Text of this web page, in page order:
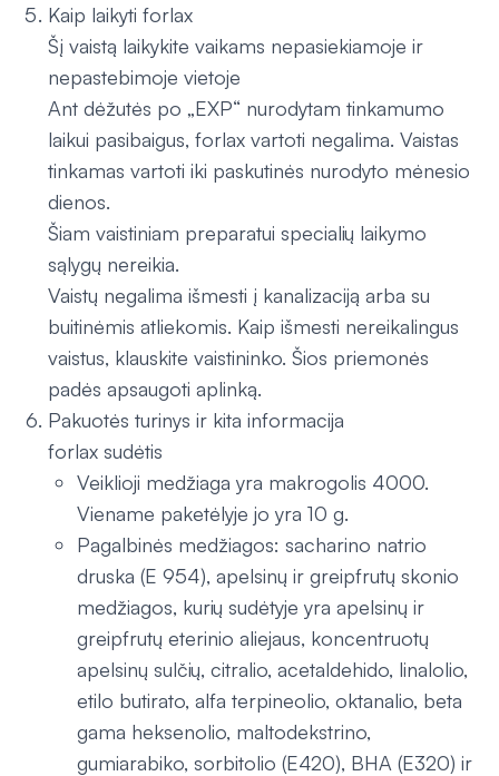
Kaip laikyti forlax
Šį vaistą laikykite vaikams nepasiekiamoje ir
nepastebimoje vietoje
Ant dėžutės po „EXP“ nurodytam tinkamumo
laikui pasibaigus, forlax vartoti negalima. Vaistas
tinkamas vartoti iki paskutinės nurodyto mėnesio
dienos.
Šiam vaistiniam preparatui specialių laikymo
sąlygų nereikia.
Vaistų negalima išmesti į kanalizaciją arba su
buitinėmis atliekomis. Kaip išmesti nereikalingus
vaistus, klauskite vaistininko. Šios priemonės
padės apsaugoti aplinką.
Pakuotės turinys ir kita informacija
forlax sudėtis
Veiklioji medžiaga yra makrogolis 4000.
Viename paketėlyje jo yra 10 g.
Pagalbinės medžiagos: sacharino natrio
druska (E 954), apelsinų ir greipfrutų skonio
medžiagos, kurių sudėtyje yra apelsinų ir
greipfrutų eterinio aliejaus, koncentruotų
apelsinų sulčių, citralio, acetaldehido, linalolio,
etilo butirato, alfa terpineolio, oktanalio, beta
gama heksenolio, maltodekstrino,
gumiarabiko, sorbitolio (E420), BHA (E320) ir